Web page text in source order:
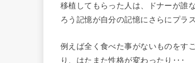
移植してもらった人は、ドナーが誰
ろう記憶が自分の記憶にさらにプラ
例えば全く食べた事がないものをす
り、はたまた性格が変わったり･･･